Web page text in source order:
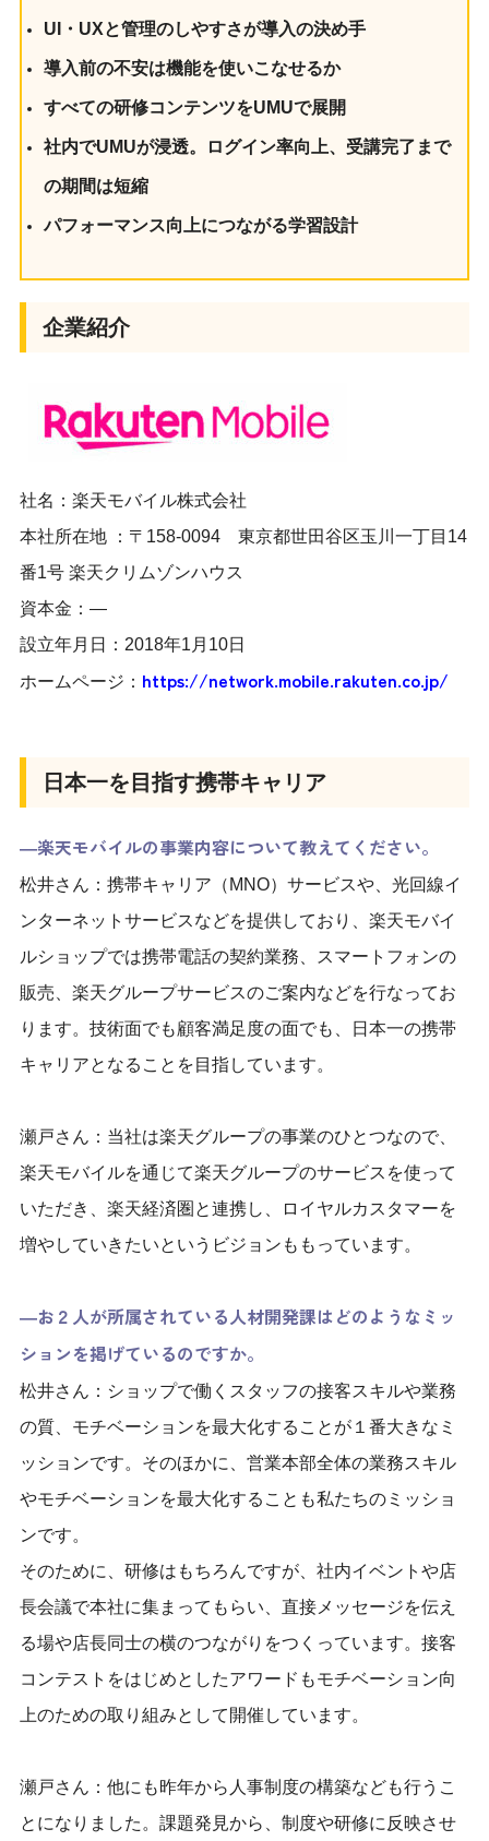
UI・UXと管理のしやすさが導入の決め手
導入前の不安は機能を使いこなせるか
すべての研修コンテンツをUMUで展開
社内でUMUが浸透。ログイン率向上、受講完了まで
の期間は短縮
パフォーマンス向上につながる学習設計
企業紹介
社名： 楽天モバイル株式会社
本社所在地 ：〒 158-0094 東京都世田谷区玉川一丁目14
番1号 楽天クリムゾンハウス
資本金： ―
設立年月日：2018年1月10日
ホームページ： https://network.mobile.rakuten.co.jp/
日本一を目指す携帯キャリア
―楽天モバイルの事業内容について教えてください。
松井さん：携帯キャリア（MNO）サービスや、光回線イ
ンターネットサービスなどを提供しており、楽天モバイ
ルショップでは携帯電話の契約業務、スマートフォンの
販売、楽天グループサービスのご案内などを行なってお
ります。技術面でも顧客満足度の面でも、日本一の携帯
キャリアとなることを目指しています。
瀬戸さん：当社は楽天グループの事業のひとつなので、
楽天モバイルを通じて楽天グループのサービスを使って
いただき、楽天経済圏と連携し、ロイヤルカスタマーを
増やしていきたいというビジョンももっています。
―お２人が所属されている人材開発課はどのようなミッ
ションを掲げているのですか。
松井さん：ショップで働くスタッフの接客スキルや業務
の質、モチベーションを最大化することが１番大きなミ
ッションです。そのほかに、営業本部全体の業務スキル
やモチベーションを最大化することも私たちのミッショ
ンです。
そのために、研修はもちろんですが、社内イベントや店
長会議で本社に集まってもらい、直接メッセージを伝え
る場や店長同士の横のつながりをつくっています。接客
コンテストをはじめとしたアワードもモチベーション向
上のための取り組みとして開催しています。
瀬戸さん：他にも昨年から人事制度の構築なども行うこ
とになりました。課題発見から、制度や研修に反映させ